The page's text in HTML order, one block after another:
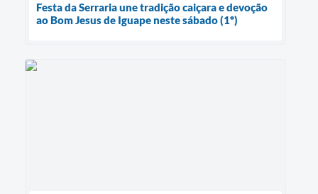
Festa da Serraria une tradição caiçara e devoção
ao Bom Jesus de Iguape neste sábado (1º)